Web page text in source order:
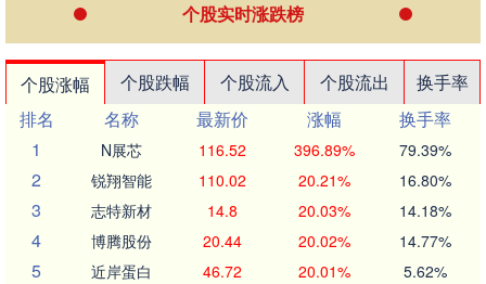
个股实时涨跌榜
个股涨幅 个股跌幅 个股流入 个股流出
换手率
排名
名称 最新价 涨幅
换手率
1
N展芯 116.52 396.89% 79.39%
2 锐翔智能 110.02 20.21% 16.80%
3 志特新材 14.8 20.03% 14.18%
4 博腾股份 20.44 20.02% 14.77%
5 近岸蛋白 46.72 20.01% 5.62%